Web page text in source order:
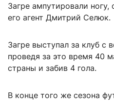
Загре ампутировали
его агент Дмитрий Селюк.
Загре выступал за клуб с
проведя за это время 40
страны и забив 4 гола.
В конце того же сезона